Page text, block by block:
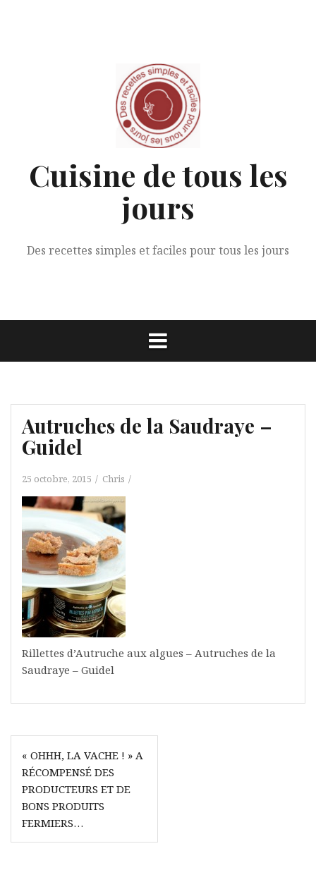
Cuisine de tous les
jours
Des recettes simples et faciles pour tous les jours
Autruches de la Saudraye –
Guidel
25 octobre, 2015 Chris
Rillettes d’Autruche aux algues – Autruches de la
Saudraye – Guidel
Navigation
de
l’article
« OHHH, LA VACHE ! » A
RÉCOMPENSÉ DES
PRODUCTEURS ET DE
BONS PRODUITS
FERMIERS…